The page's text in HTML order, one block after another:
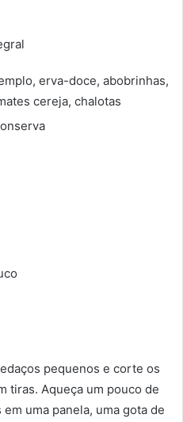
erva-doce, abobrinhas,
cereja, chalotas
pequenos e corte os
tiras. Aqueça um pouco de
uma panela, uma gota de